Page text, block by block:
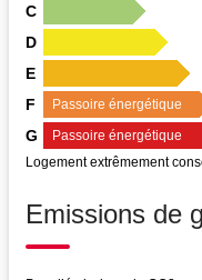
C
D
E
F
Passoire énergétique
G
Passoire énergétique
Logement extrêmement
Emissions de